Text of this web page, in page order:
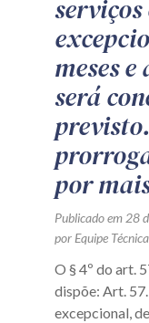
meses
será
por
Publicado em 28
por Equipe
O § 4º do art.
dispõe: Art. 57.
excepcional,